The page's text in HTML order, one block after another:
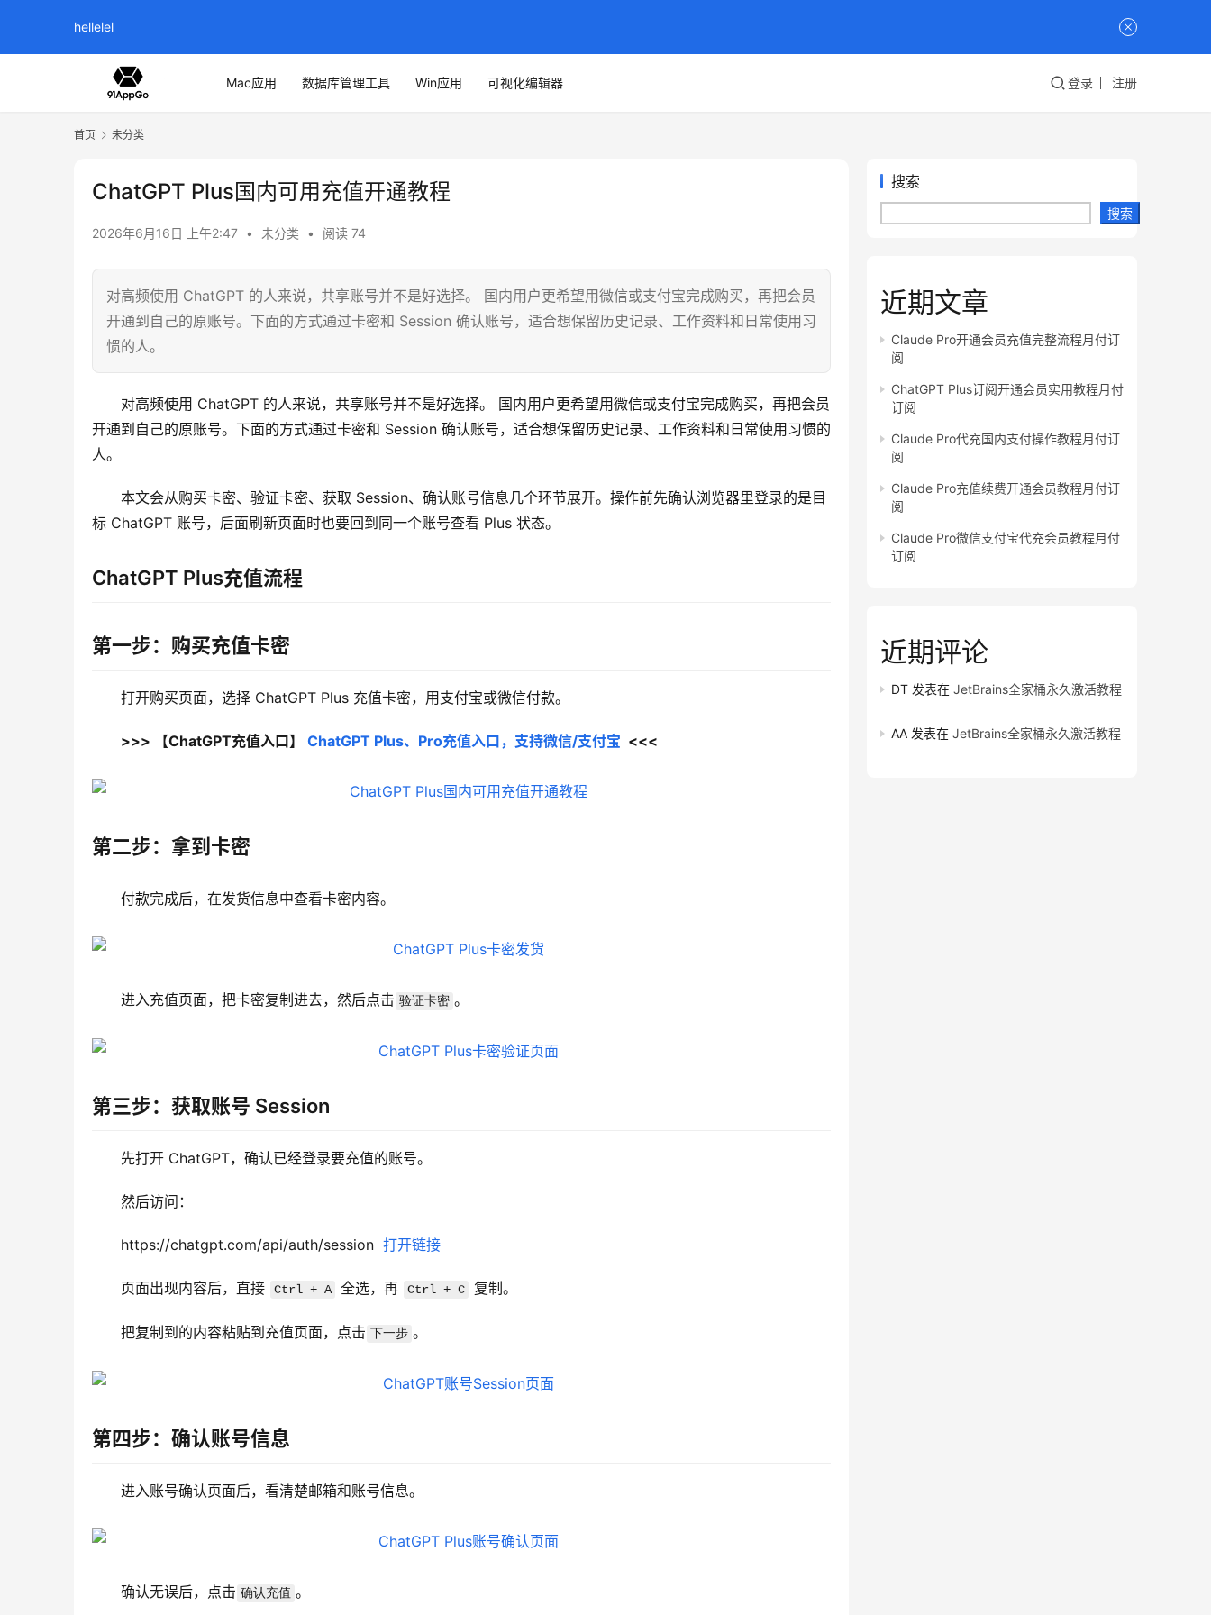
Mac应用 数据库管理工具 Win应用 可视化编辑器 登录 注册
首页 未分类
ChatGPT Plus国内可用充值开通教程
2026年6月16日 上午2:47 • 未分类 • 阅读 74
对高频使用 ChatGPT 的人来说，共享账号并不是好选择。 国内用户更希望用微信或支付宝完成购买，再把会员
开通到自己的原账号。下面的方式通过卡密和 Session 确认账号，适合想保留历史记录、工作资料和日常使用习
惯的人。
对高频使用 ChatGPT 的人来说，共享账号并不是好选择。 国内用户更希望用微信或支付宝完成购买，再把会员
开通到自己的原账号。下面的方式通过卡密和 Session 确认账号，适合想保留历史记录、工作资料和日常使用习惯的
人。
本文会从购买卡密、验证卡密、获取 Session、确认账号信息几个环节展开。操作前先确认浏览器里登录的是目
标 ChatGPT 账号，后面刷新页面时也要回到同一个账号查看 Plus 状态。
ChatGPT Plus充值流程
第一步：购买充值卡密
打开购买页面，选择 ChatGPT Plus 充值卡密，用支付宝或微信付款。
>>> 【ChatGPT充值入口】 ChatGPT Plus、Pro充值入口，支持微信/支付宝
  <<<
第二步：拿到卡密
付款完成后，在发货信息中查看卡密内容。
进入充值页面，把卡密复制进去，然后点击 验证卡密 。
第三步：获取账号 Session
先打开 ChatGPT，确认已经登录要充值的账号。
然后访问：
https://chatgpt.com/api/auth/session 打开链接
页面出现内容后，直接 Ctrl + A 全选，再 Ctrl + C 复制。
把复制到的内容粘贴到充值页面，点击 下一步 。
第四步：确认账号信息
进入账号确认页面后，看清楚邮箱和账号信息。
确认无误后，点击 确认充值 。
搜索
搜索
近期文章
Claude Pro开通会员充值完整流程月付订
阅
ChatGPT Plus订阅开通会员实用教程月付
订阅
Claude Pro代充国内支付操作教程月付订
阅
Claude Pro充值续费开通会员教程月付订
阅
Claude Pro微信支付宝代充会员教程月付
订阅
近期评论
DT 发表在 JetBrains全家桶永久激活教程
AA 发表在 JetBrains全家桶永久激活教程
hellelel